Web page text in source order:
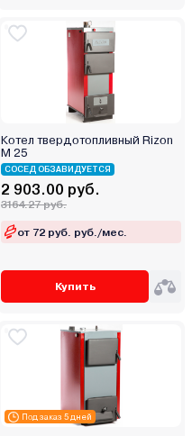
Котел твердотопливный Rizon
M 25
СОСЕД ОБЗАВИДУЕТСЯ
2 903.00 руб.
3164.27 руб.
от 72 руб. руб./мес.
Купить
Под заказ 5 дней